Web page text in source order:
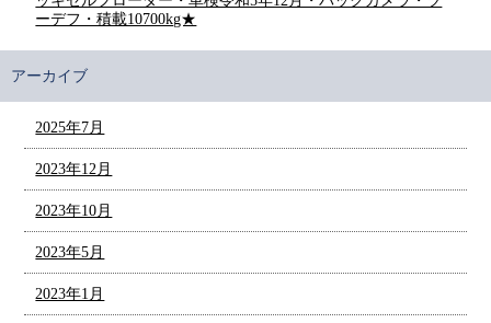
ーデフ・積載10700kg★
アーカイブ
2025年7月
2023年12月
2023年10月
2023年5月
2023年1月